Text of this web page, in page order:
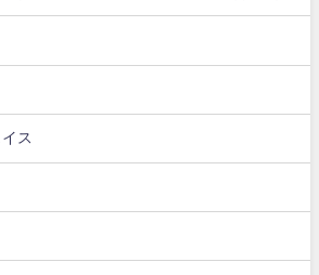
ス